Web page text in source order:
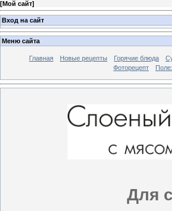
[Мой сайт]
Вход на сайт
Меню сайта
Главная Новые рецепты Горячие блюда
Фоторецепт
Для